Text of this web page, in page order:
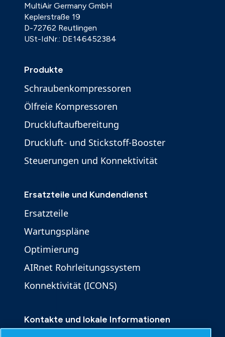
MultiAir Germany GmbH
Keplerstraße 19
D-72762 Reutlingen
USt-IdNr.: DE146452384
Produkte
Schraubenkompressoren
Ölfreie Kompressoren
Druckluftaufbereitung
Druckluft- und Stickstoff-Booster
Steuerungen und Konnektivität
Ersatzteile und Kundendienst
Ersatzteile
Wartungspläne
Optimierung
AIRnet Rohrleitungssystem
Konnektivität (ICONS)
Kontakte und lokale Informationen